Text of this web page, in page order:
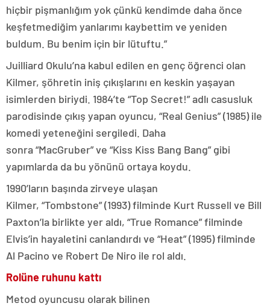
hiçbir pişmanlığım yok çünkü kendimde daha önce
keşfetmediğim yanlarımı kaybettim ve yeniden
buldum. Bu benim için bir lütuftu.”
Juilliard Okulu’na kabul edilen en genç öğrenci olan
Kilmer, şöhretin iniş çıkışlarını en keskin yaşayan
isimlerden biriydi. 1984’te “Top Secret!” adlı casusluk
parodisinde çıkış yapan oyuncu, “Real Genius” (1985) ile
komedi yeteneğini sergiledi. Daha
sonra “MacGruber” ve “Kiss Kiss Bang Bang” gibi
yapımlarda da bu yönünü ortaya koydu.
1990’ların başında zirveye ulaşan
Kilmer, “Tombstone” (1993) filminde Kurt Russell ve Bill
Paxton’la birlikte yer aldı, “True Romance” filminde
Elvis’in hayaletini canlandırdı ve “Heat” (1995) filminde
Al Pacino ve Robert De Niro ile rol aldı.
Rolüne ruhunu kattı
Metod oyuncusu olarak bilinen